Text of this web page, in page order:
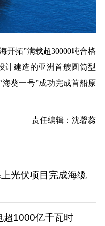
拓”满载超30000吨合格
计建造的亚洲首艘圆筒型
葵一号”成功完成首船原
责任编辑：沈馨蕊
光伏项目完成海缆
超1000亿千瓦时